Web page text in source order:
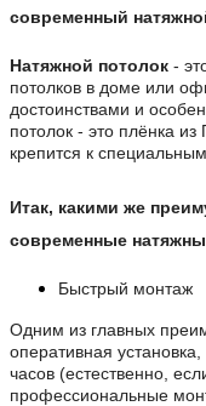
современный
Натяжной потолок -
потолков в доме или
достоинствами и
потолок - это плёнка
крепится к
Итак, какими же
современные
Быстрый монтаж
Одним из главных
оперативная
часов (естественно,
профессиональные